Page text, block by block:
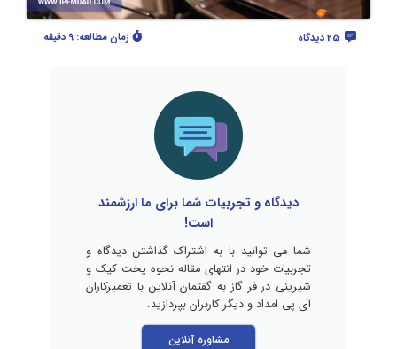
زمان مطالعه: 9 دقیقه
دیدگاه و تجربیات شما برای ما ارزشمند
است!
شما می توانید با به اشتراک گذاشتن دیدگاه و
تجربیات خود در انتهای مقاله نحوه پخت کیک و
شیرینی در فر گاز به گفتمان آنلاین با تعمیرکاران
آی پی امداد و دیگر کاربران بپردازید.
مشاوره آنلاین